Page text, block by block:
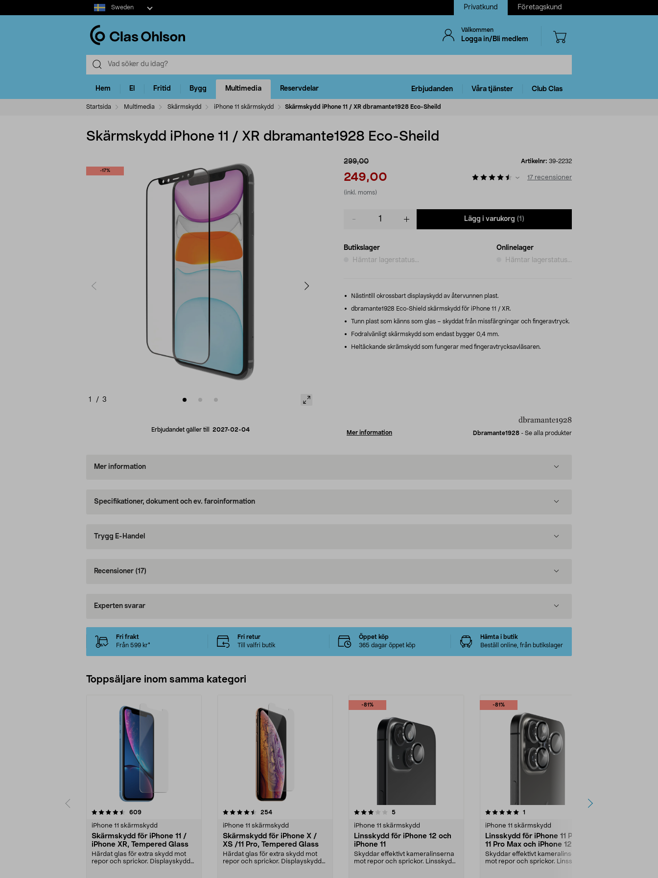
Select
market
Sweden Privatkund Företagskund
Välkommen
Logga in/Bli medlem
Hem El Fritid Bygg Multimedia Reservdelar Erbjudanden Våra tjänster Club Clas
Startsida Multimedia Skärmskydd iPhone 11 skärmskydd Skärmskydd iPhone 11 / XR dbramante1928 Eco-Sheild
Skärmskydd iPhone 11 / XR dbramante1928 Eco-Sheild
-17%
1 / 3
Erbjudandet gäller till 2027-02-04
299,00
249,00
(inkl. moms)
Artikelnr: 39-2232
17 recensioner
Lägg i varukorg (1)
Butikslager
Hämtar lagerstatus...
Onlinelager
Hämtar lagerstatus...
Nästintill okrossbart displayskydd av återvunnen plast.
dbramante1928 Eco-Shield skärmskydd för iPhone 11 / XR.
Tunn plast som känns som glas – skyddat från missfärgningar och fingeravtryck.
Fodralvänligt skärmskydd som endast bygger 0,4 mm.
Heltäckande skrämskydd som fungerar med fingeravtrycksavläsaren.
Mer information Dbramante1928 - Se alla produkter
Mer information
Specifikationer, dokument och ev. faroinformation
Trygg E-Handel
Recensioner (17)
Experten svarar
Fri frakt
Från 599 kr*
Fri retur
Till valfri butik
Öppet köp
365 dagar öppet köp
Hämta i butik
Beställ online, från butikslager
Toppsäljare inom samma kategori
609recensioner
iPhone 11 skärmskydd
Skärmskydd för iPhone 11 /
iPhone XR, Tempered Glass
Härdat glas för extra skydd mot
repor och sprickor. Displayskyddet
4.5 av 5 stjärnor 254recensioner
iPhone 11 skärmskydd
Skärmskydd för iPhone X /
XS /11 Pro, Tempered Glass
Härdat glas för extra skydd mot
repor och sprickor. Displayskyddet
-81%
3.0 av 5 stjärnor 5recensioner
iPhone 11 skärmskydd
Linsskydd för iPhone 12 och
iPhone 11
Skyddar effektivt kameralinserna
mot repor och sprickor. Linsskydd
-81%
5.0 av 5 stjärnor 1
iPhone 11 skärmskydd
Linsskydd för iPhone 11 Pro /
11 Pro Max och iPhone 12 Pro
Skyddar effektivt kameralinserna
mot repor och sprickor. Linsskydd
4.0 av 5 stjärnor